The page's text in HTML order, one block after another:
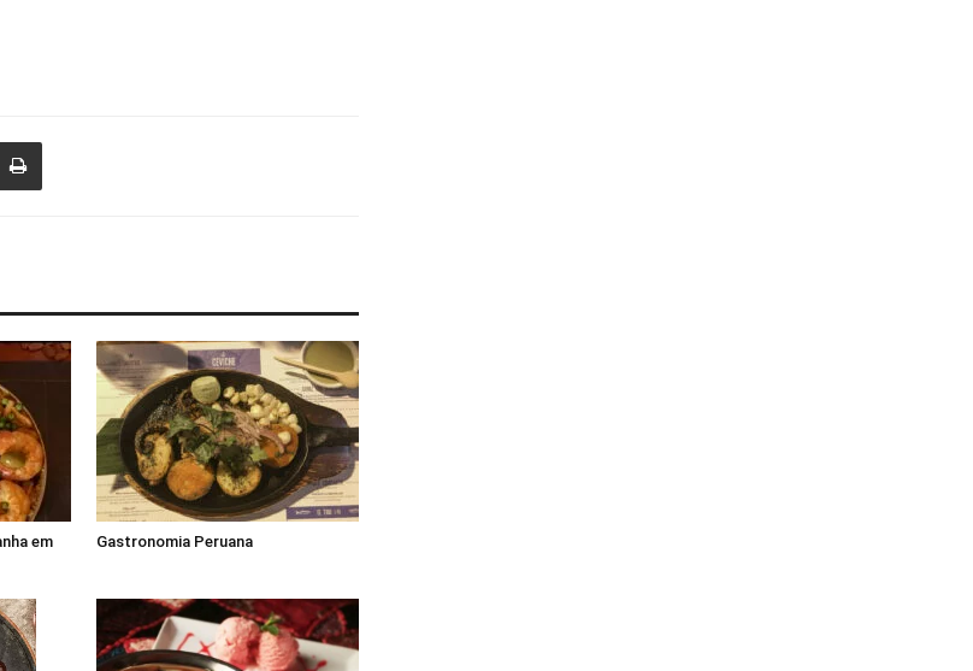
em
Gastronomia Peruana